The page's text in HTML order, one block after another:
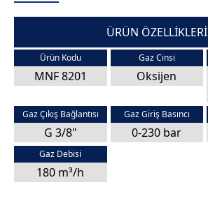
ÜRÜN ÖZELLİKLERİ
Ürün Kodu
MNF 8201
Gaz Cinsi
Oksijen
Gaz Çıkış Bağlantısı
G 3/8"
Gaz Giriş Basıncı
0-230 bar
Gaz Debisi
180 m³/h